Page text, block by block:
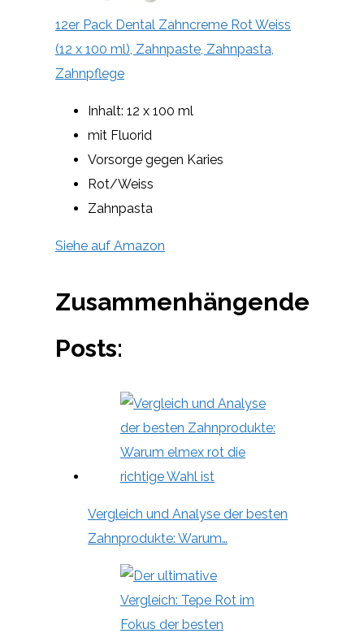
12er Pack Dental Zahncreme Rot Weiss
(12 x 100 ml), Zahnpaste, Zahnpasta,
Zahnpflege
Inhalt: 12 x 100 ml
mit Fluorid
Vorsorge gegen Karies
Rot/Weiss
Zahnpasta
Siehe auf Amazon
Zusammenhängende
Posts:
Vergleich und Analyse der besten
Zahnprodukte: Warum…